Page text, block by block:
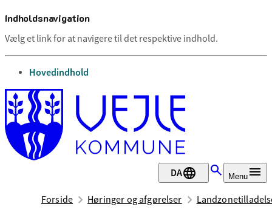
Indholdsnavigation
Vælg et link for at navigere til det respektive indhold.
gå til
Hovedindhold
DA Menu
Forside Høringer og afgørelser